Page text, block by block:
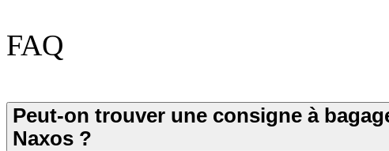
FAQ
Peut-on trouver une consigne à
Naxos ?